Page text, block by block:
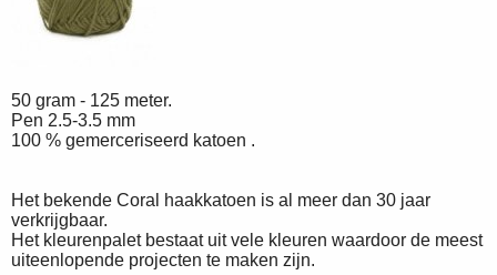
50 gram - 125 meter.
Pen 2.5-3.5 mm
100 % gemerceriseerd katoen .
Het bekende Coral haakkatoen is al meer dan 30 jaar
verkrijgbaar.
Het kleurenpalet bestaat uit vele kleuren waardoor de meest
uiteenlopende projecten te maken zijn.